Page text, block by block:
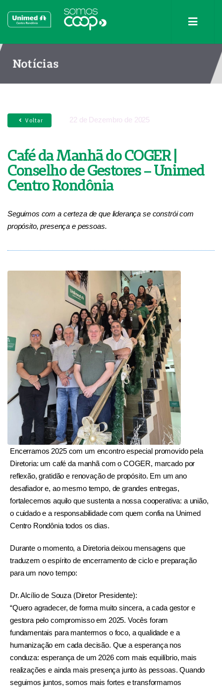
Notícias
Voltar 22 de Dezembro de 2025
Café da Manhã do COGER |
Conselho de Gestores – Unimed
Centro Rondônia
Seguimos com a certeza de que liderança se constrói com
propósito, presença e pessoas.
Encerramos 2025 com um encontro especial promovido pela
Diretoria: um café da manhã com o COGER, marcado por
reflexão, gratidão e renovação de propósito. Em um ano
desafiador e, ao mesmo tempo, de grandes entregas,
fortalecemos aquilo que sustenta a nossa cooperativa: a união,
o cuidado e a responsabilidade com quem confia na Unimed
Centro Rondônia todos os dias.
Durante o momento, a Diretoria deixou mensagens que
traduzem o espírito de encerramento de ciclo e preparação
para um novo tempo:
Dr. Alcílio de Souza (Diretor Presidente):
“Quero agradecer, de forma muito sincera, a cada gestor e
gestora pelo compromisso em 2025. Vocês foram
fundamentais para mantermos o foco, a qualidade e a
humanização em cada decisão. Que a esperança nos
conduza: esperança de um 2026 com mais equilíbrio, mais
realizações e ainda mais presença junto às pessoas. Quando
seguimos juntos, somos mais fortes e transformamos